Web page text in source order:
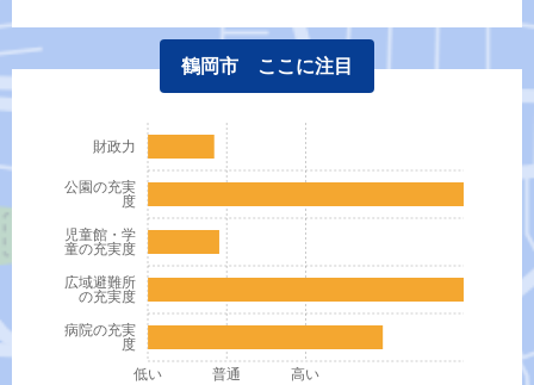
鶴岡市 ここに注目
病院の充実
度
広域避難所
の充実度
児童館・学
童の充実度
公園の充実
度
財政力
低い 普通 高い